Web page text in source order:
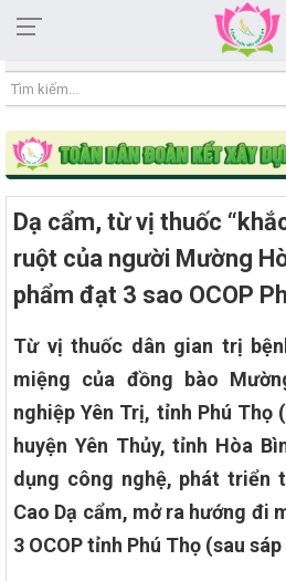
10:01:46 06/08/2026
Dạ cẩm, từ vị thuốc
ruột của người Mường
phẩm đạt 3 sao OCOP
Từ vị thuốc dân gian trị
miệng của đồng bào
nghiệp Yên Trị, tỉnh Phú Thọ
huyện Yên Thủy, tỉnh Hòa
dụng công nghệ, phát triển
Cao Dạ cẩm, mở ra hướng đi
3 OCOP tỉnh Phú Thọ (sau